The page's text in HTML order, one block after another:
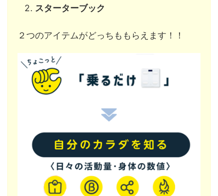
スターターブック
２つのアイテムがどっちももらえます！！